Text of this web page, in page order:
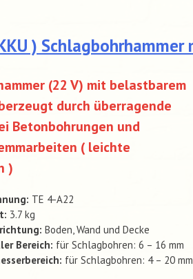
)
(22 V) mit belastbarem
durch überragende
Betonbohrungen und
( leichte
)
TE 4-A22
3.7 kg
Boden, Wand und Decke
Bereich: für Schlagbohren: 6 – 16 mm
für Schlagbohren: 4 – 20 mm